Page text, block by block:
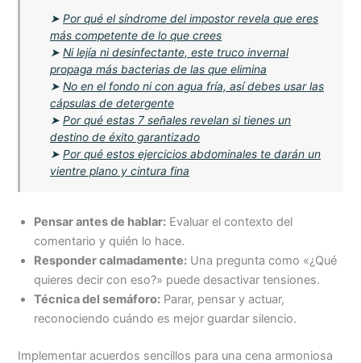
➤Por qué el síndrome del impostor revela que eres
más competente de lo que crees
➤Ni lejía ni desinfectante, este truco invernal
propaga más bacterias de las que elimina
➤No en el fondo ni con agua fría, así debes usar las
cápsulas de detergente
➤Por qué estas 7 señales revelan si tienes un
destino de éxito garantizado
➤Por qué estos ejercicios abdominales te darán un
vientre plano y cintura fina
Pensar antes de hablar: Evaluar el contexto del
comentario y quién lo hace.
Responder calmadamente: Una pregunta como «¿Qué
quieres decir con eso?» puede desactivar tensiones.
Técnica del semáforo: Parar, pensar y actuar,
reconociendo cuándo es mejor guardar silencio.
Implementar acuerdos sencillos para una cena armoniosa